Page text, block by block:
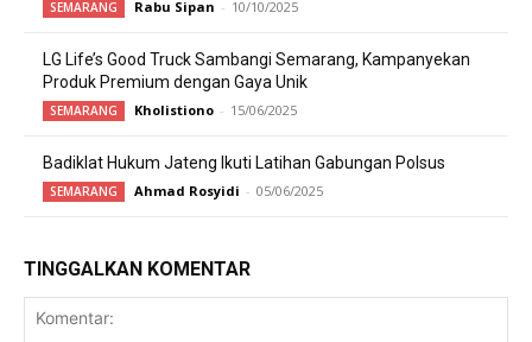
SEMARANG Rabu Sipan - 10/10/2025
LG Life’s Good Truck Sambangi Semarang, Kampanyekan
Produk Premium dengan Gaya Unik
SEMARANG Kholistiono - 15/06/2025
Badiklat Hukum Jateng Ikuti Latihan Gabungan Polsus
SEMARANG Ahmad Rosyidi - 05/06/2025
TINGGALKAN KOMENTAR